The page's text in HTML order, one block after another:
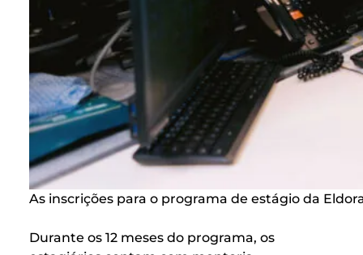
As inscrições para o programa de estágio da
Durante os 12 meses do programa, os